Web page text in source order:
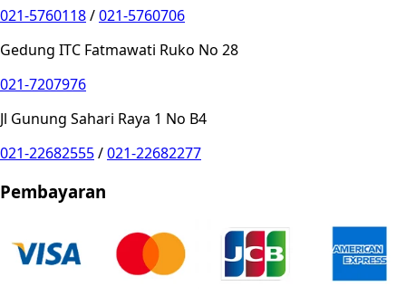
021-5760118/021-5760706
Gedung ITC Fatmawati Ruko No 28
021-7207976
Jl Gunung Sahari Raya 1 No B4
021-22682555/021-22682277
Pembayaran